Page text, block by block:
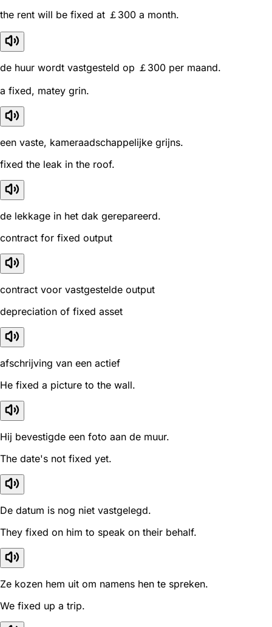
the rent will be fixed at ￡300 a month.
de huur wordt vastgesteld op ￡300 per maand.
a fixed, matey grin.
een vaste, kameraadschappelijke grijns.
fixed the leak in the roof.
de lekkage in het dak gerepareerd.
contract for fixed output
contract voor vastgestelde output
depreciation of fixed asset
afschrijving van een actief
He fixed a picture to the wall.
Hij bevestigde een foto aan de muur.
The date's not fixed yet.
De datum is nog niet vastgelegd.
They fixed on him to speak on their behalf.
Ze kozen hem uit om namens hen te spreken.
We fixed up a trip.